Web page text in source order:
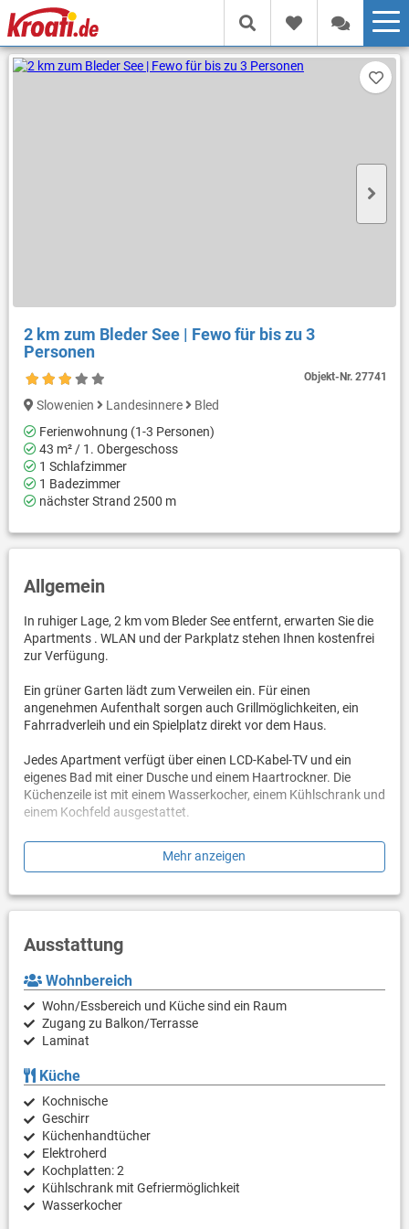
2 km zum Bleder See | Fewo für bis zu 3
Personen
Objekt-Nr.27741
Slowenien Landesinnere
Bled
Ferienwohnung (1-3 Personen)
43 m² / 1. Obergeschoss
1 Schlafzimmer
1 Badezimmer
nächster Strand 2500 m
Allgemein
In ruhiger Lage, 2 km vom Bleder See entfernt, erwarten Sie die
Apartments . WLAN und der Parkplatz stehen Ihnen kostenfrei
zur Verfügung.
Ein grüner Garten lädt zum Verweilen ein. Für einen
angenehmen Aufenthalt sorgen auch Grillmöglichkeiten, ein
Fahrradverleih und ein Spielplatz direkt vor dem Haus.
Jedes Apartment verfügt über einen LCD-Kabel-TV und ein
eigenes Bad mit einer Dusche und einem Haartrockner. Die
Küchenzeile ist mit einem Wasserkocher, einem Kühlschrank und
einem Kochfeld ausgestattet.
In den Apartments können Sie sich über Rafting- und
Kanumöglichkeiten informieren.Der See ist 5 Autominuten
Ein Restaurant mit einer Terrasse, einige Geschäfte und ein
Mehr anzeigen
Ausstattung
Wohnbereich
Wohn/Essbereich und Küche sind ein Raum
Zugang zu Balkon/Terrasse
Laminat
Küche
Kochnische
Geschirr
Küchenhandtücher
Elektroherd
Kochplatten: 2
Kühlschrank mit Gefriermöglichkeit
Wasserkocher